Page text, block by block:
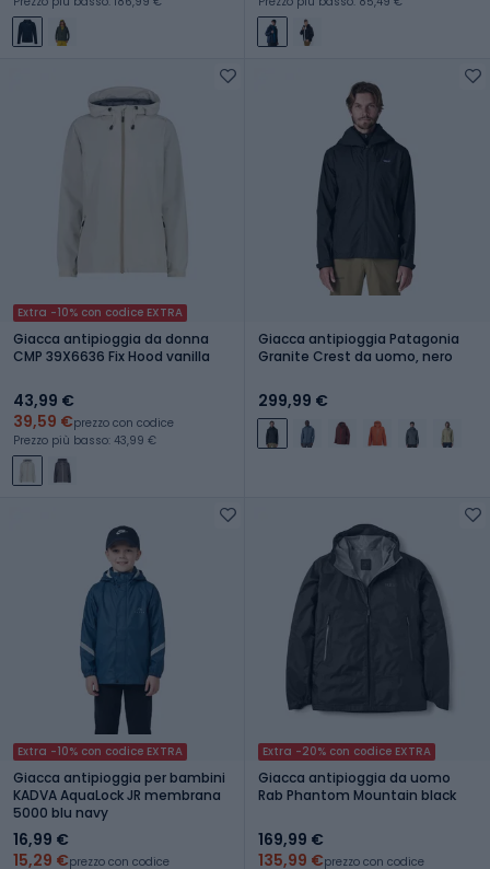
Extra -10% con codice EXTRA
Giacca antipioggia da donna
CMP 39X6636 Fix Hood vanilla
43,99 €
39,59 €prezzo con codice
Prezzo più basso: 43,99 €
Giacca antipioggia Patagonia
Granite Crest da uomo, nero
299,99 €
Extra -10% con codice EXTRA
Giacca antipioggia per bambini
KADVA AquaLock JR membrana
5000 blu navy
16,99 €
15,29 €prezzo con codice
Extra -20% con codice EXTRA
Giacca antipioggia da uomo
Rab Phantom Mountain black
169,99 €
135,99 €prezzo con codice